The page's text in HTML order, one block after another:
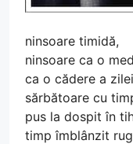
ninsoare timidă,
ninsoare ca o
ca o cădere a
sărbătoare cu
pus la dospit în
timp îmblânzit